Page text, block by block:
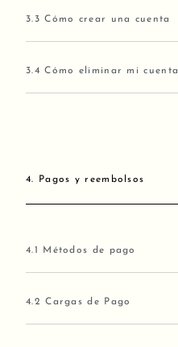
3.3 Cómo crear una cuenta
3.4 Cómo eliminar mi cuenta
4. Pagos y reembolsos
4.1 Métodos de pago
4.2 Cargas de Pago